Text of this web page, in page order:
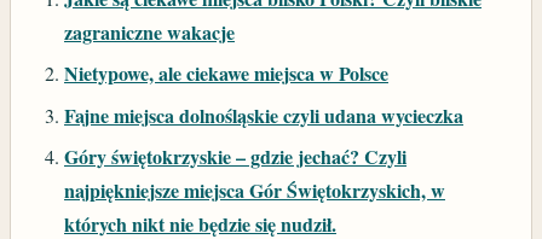
zagraniczne wakacje
Nietypowe, ale ciekawe miejsca w Polsce
Fajne miejsca dolnośląskie czyli udana wycieczka
Góry świętokrzyskie – gdzie jechać? Czyli
najpiękniejsze miejsca Gór Świętokrzyskich, w
których nikt nie będzie się nudził.